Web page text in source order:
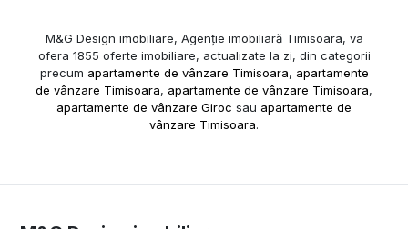
M&G Design imobiliare, Agenție imobiliară Timisoara, va
ofera 1855 oferte imobiliare, actualizate la zi, din categorii
precum apartamente de vânzare Timisoara, apartamente
de vânzare Timisoara, apartamente de vânzare Timisoara,
apartamente de vânzare Giroc sau apartamente de
vânzare Timisoara.